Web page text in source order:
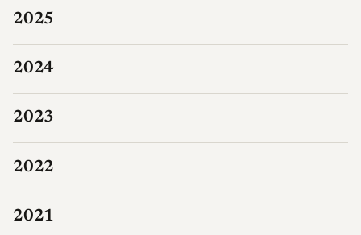
2025
2024
2023
2022
2021